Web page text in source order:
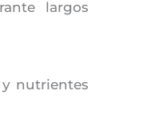
largos
nutrientes